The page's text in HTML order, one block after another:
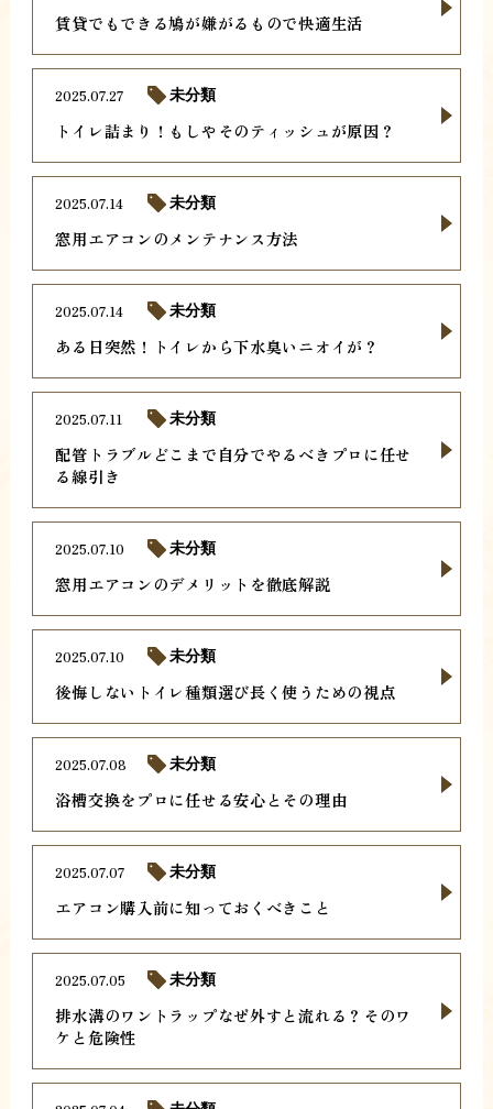
賃貸でもできる鳩が嫌がるもので快適生活
トイレ詰まり！もしやそのティッシュが原因？
2025.07.27 未分類
窓用エアコンのメンテナンス方法
2025.07.14 未分類
ある日突然！トイレから下水臭いニオイが？
2025.07.14 未分類
配管トラブルどこまで自分でやるべきプロに任せ
る線引き
2025.07.11 未分類
窓用エアコンのデメリットを徹底解説
2025.07.10 未分類
後悔しないトイレ種類選び長く使うための視点
2025.07.10 未分類
浴槽交換をプロに任せる安心とその理由
2025.07.08 未分類
エアコン購入前に知っておくべきこと
2025.07.07 未分類
排水溝のワントラップなぜ外すと流れる？そのワ
ケと危険性
2025.07.05 未分類